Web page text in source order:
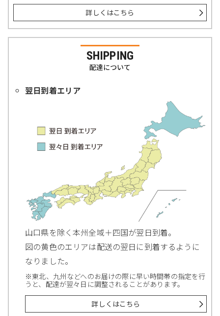
詳しくはこちら
SHIPPING
配達について
翌日到着エリア
山口県を除く本州全域＋四国が翌日到着。
図の黄色のエリアは配送の翌日に到着するように
なりました。
※東北、九州などへのお届けの際に早い時間帯の指定を行
うと、配達が翌々日に調整されることがあります。
詳しくはこちら